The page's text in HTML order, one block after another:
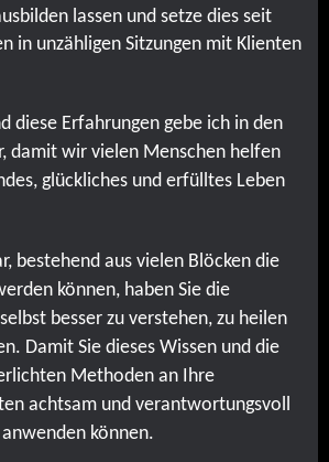
lassen und setze dies seit
in unzähligen Sitzungen mit Klienten
diese Erfahrungen gebe ich in den
damit wir vielen Menschen helfen
glückliches und erfülltes Leben
bestehend aus vielen Blöcken die
können, haben Sie die
besser zu verstehen, zu heilen
Damit Sie dieses Wissen und die
Methoden an Ihre
achtsam und verantwortungsvoll
können.